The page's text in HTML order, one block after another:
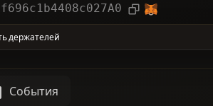
Проголосованные
список
держателей
События